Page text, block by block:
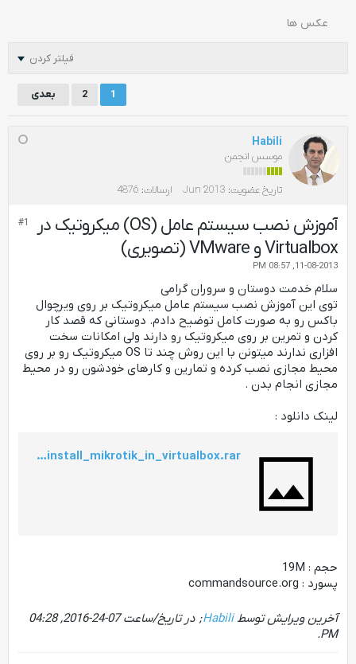
عکس ها
فیلتر کردن
1
2 بعدی
Habili
موسس انجمن
تاریخ عضویت: Jun 2013 ارسالات: 4876
#1
آموزش نصب سیستم عامل (OS) میکروتیک در
Virtualbox و VMware (تصویری)
11-08-2013, 08:57 PM
سلام خدمت دوستان و سروران گرامی
توی این آموزش نصب سیستم عامل میکروتیک بر روی ویرچوال
باکس رو به صورت کامل توضیح دادم. دوستانی که قصد کار
کردن و تمرین بر روی میکروتیک رو دارند ولی امکانات سخت
افزاری ندارند میتونن با این روش چند تا OS میکروتیک رو بر روی
محیط مجازی نصب کرده و تمارین و کارهای خودشون رو در محیط
مجازی انجام بدن .
لینک دانلود :
http://linux-zone.org/forums/upload/video/install_mikrotik_in_virtualbox.rar
حجم : 19M
پسورد : commandsource.org
آخرین ویرایش توسطHabili; در تاریخ/ساعت
07-24-2016, 04:28
PM
.